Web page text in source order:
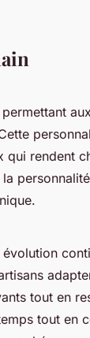
qui rendent
tout en
tout en